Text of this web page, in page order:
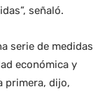
señaló.
serie de medidas
económica y
primera, dijo,